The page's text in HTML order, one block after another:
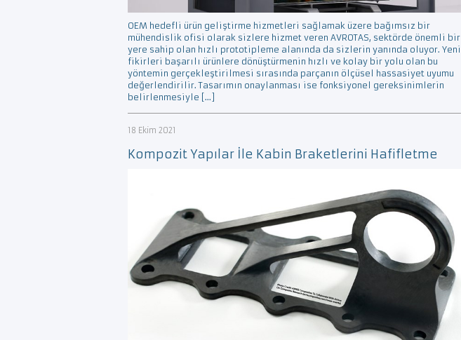
OEM hedefli ürün geliştirme hizmetleri sağlamak üzere bağımsız bir
mühendislik ofisi olarak sizlere hizmet veren AVROTAS, sektörde önemli bir
yere sahip olan hızlı prototipleme alanında da sizlerin yanında oluyor. Yeni
fikirleri başarılı ürünlere dönüştürmenin hızlı ve kolay bir yolu olan bu
yöntemin gerçekleştirilmesi sırasında parçanın ölçüsel hassasiyet uyumu
değerlendirilir. Tasarımın onaylanması ise fonksiyonel gereksinimlerin
belirlenmesiyle […]
18 Ekim 2021
Kompozit Yapılar İle Kabin Braketlerini Hafifletme